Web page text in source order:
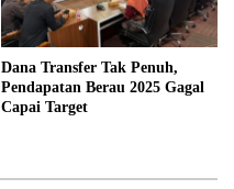
Dana Transfer Tak Penuh,
Pendapatan Berau 2025 Gagal
Capai Target